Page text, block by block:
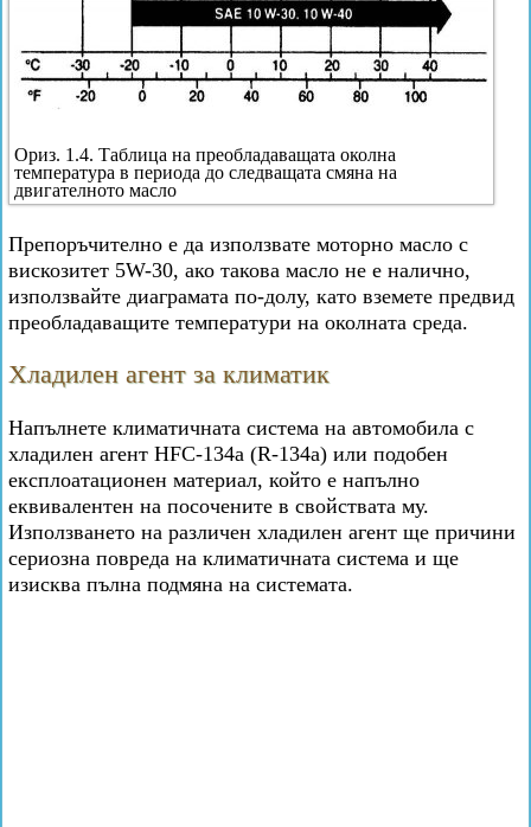
Ориз. 1.4. Таблица на преобладаващата околна
температура в периода до следващата смяна на
двигателното масло
Препоръчително е да използвате моторно масло с
вискозитет 5W-30, ако такова масло не е налично,
използвайте диаграмата по-долу, като вземете предвид
преобладаващите температури на околната среда.
Хладилен агент за климатик
Напълнете климатичната система на автомобила с
хладилен агент HFC-134a (R-134a) или подобен
експлоатационен материал, който е напълно
еквивалентен на посочените в свойствата му.
Използването на различен хладилен агент ще причини
сериозна повреда на климатичната система и ще
изисква пълна подмяна на системата.